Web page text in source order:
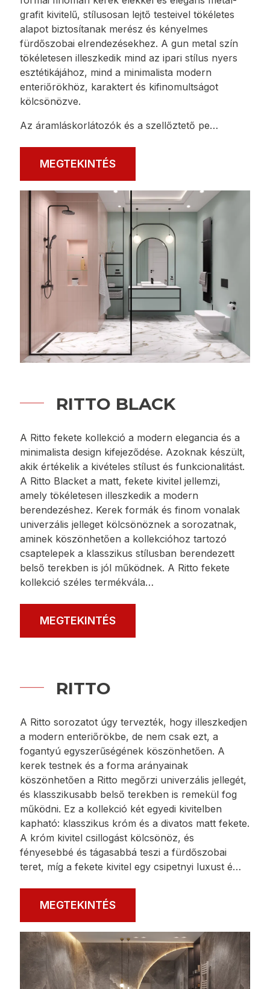
grafit kivitelű, stílusosan lejtő testeivel tökéletes
alapot biztosítanak merész és kényelmes
fürdőszobai elrendezésekhez. A gun metal szín
tökéletesen illeszkedik mind az ipari stílus nyers
esztétikájához, mind a minimalista modern
enteriőrökhöz, karaktert és kifinomultságot
kölcsönözve.
Az áramláskorlátozók és a szellőztető pe…
MEGTEKINTÉS
RITTO BLACK
A Ritto fekete kollekció a modern elegancia és a
minimalista design kifejeződése. Azoknak készült,
akik értékelik a kivételes stílust és funkcionalitást.
A Ritto Blacket a matt, fekete kivitel jellemzi,
amely tökéletesen illeszkedik a modern
berendezéshez. Kerek formák és finom vonalak
univerzális jelleget kölcsönöznek a sorozatnak,
aminek köszönhetően a kollekcióhoz tartozó
csaptelepek a klasszikus stílusban berendezett
belső terekben is jól működnek. A Ritto fekete
kollekció széles termékvála…
MEGTEKINTÉS
RITTO
a modern enteriőrökbe, de nem csak ezt, a
fogantyú egyszerűségének köszönhetően. A
kerek testnek és a forma arányainak
köszönhetően a Ritto megőrzi univerzális jellegét,
és klasszikusabb belső terekben is remekül fog
működni. Ez a kollekció két egyedi kivitelben